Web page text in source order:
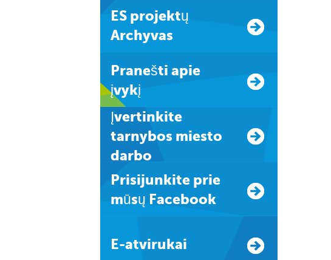
ES projektų
Archyvas
Pranešti apie
įvykį
Įvertinkite
tarnybos miesto
darbo
Prisijunkite prie
mūsų Facebook
E-atvirukai